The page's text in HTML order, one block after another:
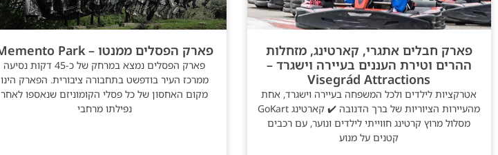
פארק חבלים אתגרי, קארטינג, מזחלות
ההרים וטירת העננים בעיירה וישגרד –
Visegrád Attractions
אטרקציות לילדים ולכל המשפחה בעיירה וישגרד, אחת
מהעיירות הציוריות של ברך הדנובה ✔️ קארטינג GoKart
מסלול מרוץ קרטינג חווייתי לילדים ונוער, עם רכבים
קטנים על מנוע
פארק הפסלים ממנטו – Memento Park
פארק הפסלים נמצא במרחק של כ-45 דקות נסיעה
ממרכז העיר בודפשט בתחבורה ציבורית. הפארק הינו
מקום האחסון של כל פסלי הקומוניזם שנאספו לאחר
נפילתו מרחבי